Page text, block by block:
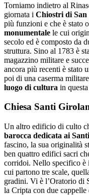
Torniamo indietro al
giornata i Chiostri di San
più funzioni e che è stato
monumentale le cui
secolo ed è composto da
struttura. Sino al 1783 è
magazzino militare e
ancora più recenti è stato
poi di una caserma
luogo di cultura in
Chiesa Santi
Un altro edificio di culto
barocca dedicata ai
fascino, la sua originalità
ben quattro edifici sacri
corridoi. Nello specifico è
cui partono tre scale,
gradini. Vi è l’Oratorio di
la Cripta con due